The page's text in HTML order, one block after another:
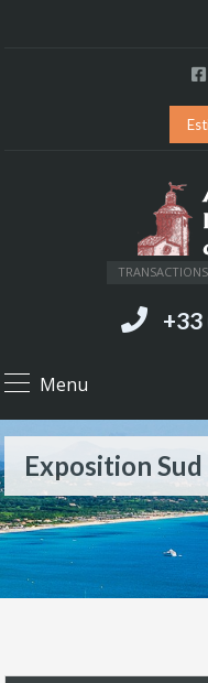
+33
Menu
Exposition Sud